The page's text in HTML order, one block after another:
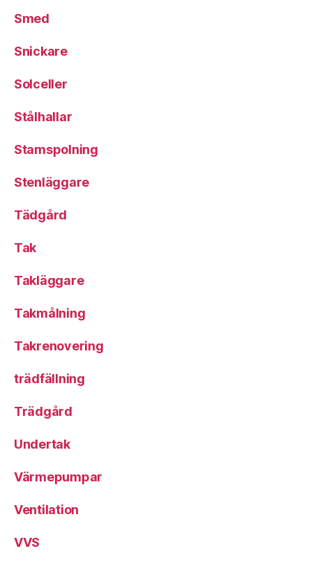
Smed
Snickare
Solceller
Stålhallar
Stamspolning
Stenläggare
Tädgård
Tak
Takläggare
Takmålning
Takrenovering
trädfällning
Trädgård
Undertak
Värmepumpar
Ventilation
VVS